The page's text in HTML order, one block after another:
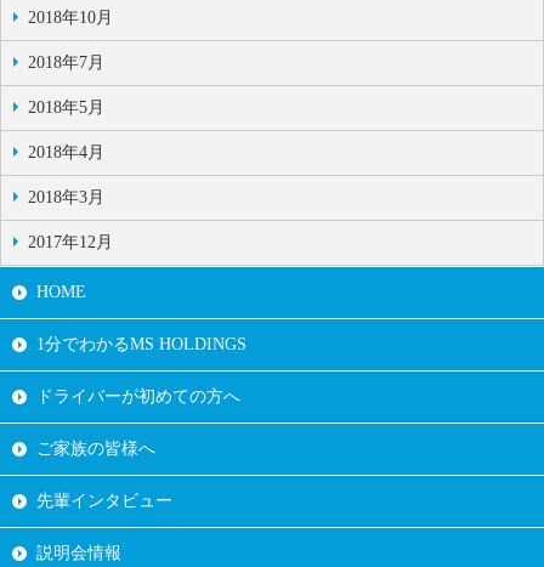
2018年10月
2018年7月
2018年5月
2018年4月
2018年3月
2017年12月
HOME
1分でわかるMS HOLDINGS
ドライバーが初めての方へ
ご家族の皆様へ
先輩インタビュー
説明会情報